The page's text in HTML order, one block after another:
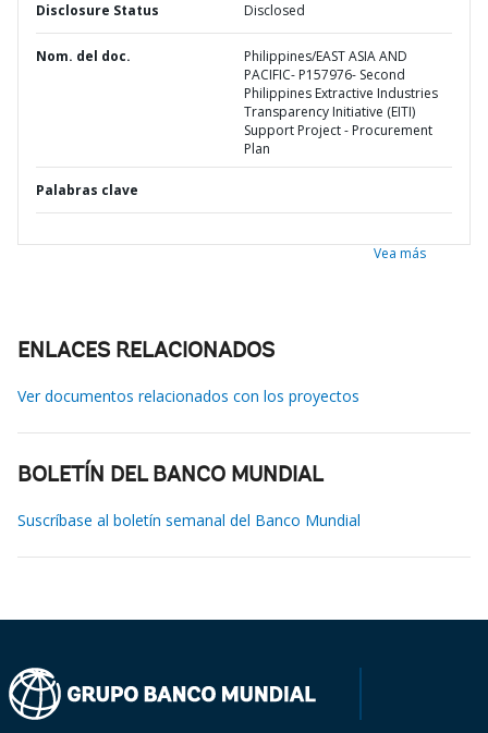
Disclosure Status Disclosed
Nom. del doc.
Philippines/EAST ASIA AND
PACIFIC- P157976- Second
Philippines Extractive Industries
Transparency Initiative (EITI)
Support Project - Procurement
Plan
Palabras clave
Vea más
ENLACES RELACIONADOS
Ver documentos relacionados con los proyectos
BOLETÍN DEL BANCO MUNDIAL
Suscríbase al boletín semanal del Banco Mundial